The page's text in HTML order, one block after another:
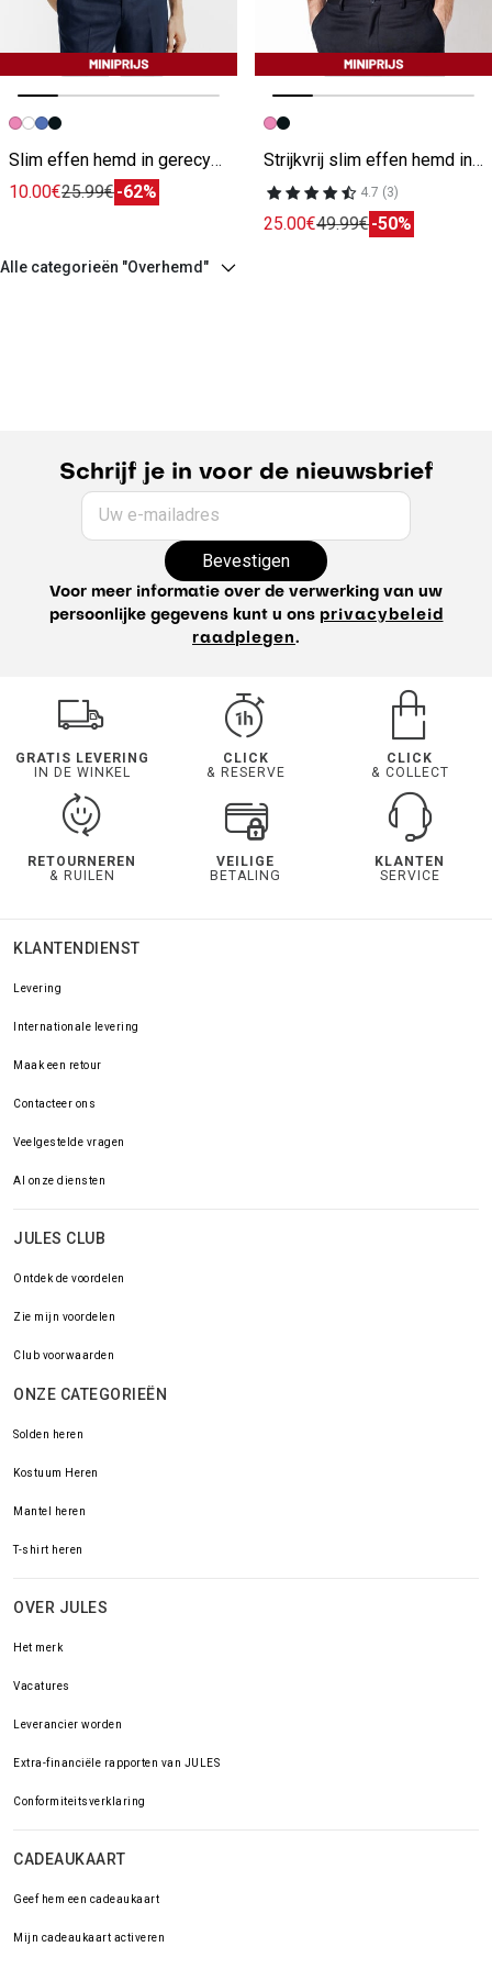
Vorige afbeelding
Volgende beeld
Slim effen hemd in gerecyclede polyamide roze
10.00€25.99€-62%
Vorige afbeelding
Volgende beeld
Strijkvrij slim effen hemd in katoen roze
4.7 (3)
25.00€49.99€-50%
Alle categorieën "Overhemd"
Schrijf je in voor de nieuwsbrief
Uw e-mailadres
Bevestigen
Voor meer informatie over de verwerking van uw
persoonlijke gegevens kunt u ons privacybeleid
raadplegen.
GRATIS LEVERING
IN DE WINKEL
CLICK
& RESERVE
CLICK
& COLLECT
RETOURNEREN
& RUILEN
VEILIGE
BETALING
KLANTEN
SERVICE
KLANTENDIENST
Levering
Internationale levering
Maak een retour
Contacteer ons
Veelgestelde vragen
Al onze diensten
JULES CLUB
Ontdek de voordelen
Zie mijn voordelen
Club voorwaarden
ONZE CATEGORIEËN
Solden heren
Kostuum Heren
Mantel heren
T-shirt heren
OVER JULES
Het merk
Vacatures
Leverancier worden
Extra-financiële rapporten van JULES
Conformiteitsverklaring
CADEAUKAART
Geef hem een cadeaukaart
Mijn cadeaukaart activeren